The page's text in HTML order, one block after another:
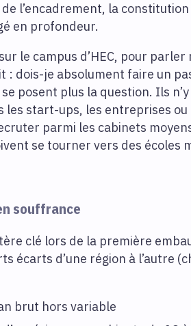
l’encadrement, la constitution
en profondeur.
le campus d’HEC, pour
: dois-je absolument faire un
posent plus la question. Ils
les start-ups, les entreprises ou
parmi les cabinets
se tourner vers des écoles
souffrance
clé lors de la première
écarts d’une région à l’autre
brut hors variable